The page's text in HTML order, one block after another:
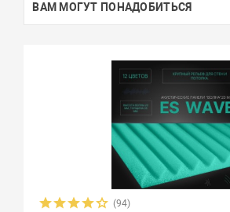
ВАМ МОГУТ ПОНАДОБИТЬСЯ
(94)